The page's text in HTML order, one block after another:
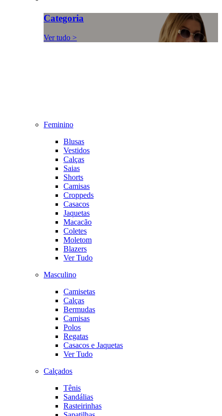
Categoria
Ver tudo >
Feminino
Blusas
Vestidos
Calças
Saias
Shorts
Camisas
Croppeds
Casacos
Jaquetas
Macacão
Coletes
Moletom
Blazers
Ver Tudo
Masculino
Camisetas
Calças
Bermudas
Camisas
Polos
Regatas
Casacos e Jaquetas
Ver Tudo
Calçados
Tênis
Sandálias
Rasteirinhas